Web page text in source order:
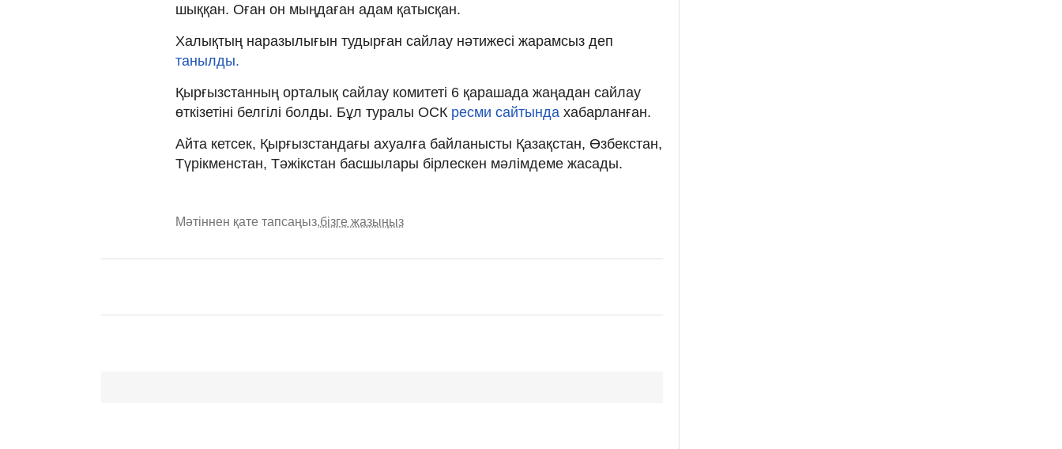
шыққан. Оған он мыңдаған адам қатысқан.
Халықтың наразылығын тудырған сайлау нәтижесі жарамсыз деп
танылды.
Қырғызстанның орталық сайлау комитеті 6 қарашада жаңадан сайлау
өткізетіні белгілі болды. Бұл туралы ОСК ресми сайтында хабарланған.
Айта кетсек, Қырғызстандағы ахуалға байланысты Қазақстан, Өзбекстан,
Түрікменстан, Тәжікстан басшылары бірлескен мәлімдеме жасады.
Мәтіннен қате тапсаңыз,бізге жазыңыз